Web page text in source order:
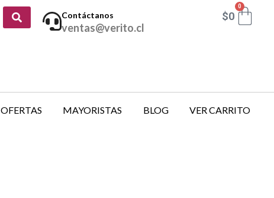
Contáctanos
ventas@verito.cl
$0
0
OFERTAS MAYORISTAS BLOG VER CARRITO